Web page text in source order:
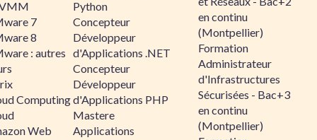
7
8
: autres
Computing
Web
Python
Concepteur
Développeur
d'Applications .NET
Concepteur
Développeur
d'Applications PHP
Mastere
Applications
en continu
(Montpellier)
Formation
Administrateur
d'Infrastructures
Sécurisées - Bac+3
en continu
(Montpellier)